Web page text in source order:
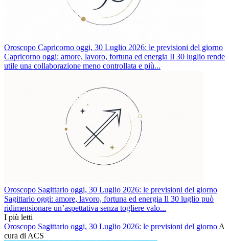
Oroscopo Capricorno oggi, 30 Luglio 2026: le previsioni del giorno
Capricorno oggi: amore, lavoro, fortuna ed energia Il 30 luglio rende
utile una collaborazione meno controllata e più...
Oroscopo Sagittario oggi, 30 Luglio 2026: le previsioni del giorno
Sagittario oggi: amore, lavoro, fortuna ed energia Il 30 luglio può
ridimensionare un’aspettativa senza togliere valo...
I più letti
Oroscopo Sagittario oggi, 30 Luglio 2026: le previsioni del giorno A
cura di ACS